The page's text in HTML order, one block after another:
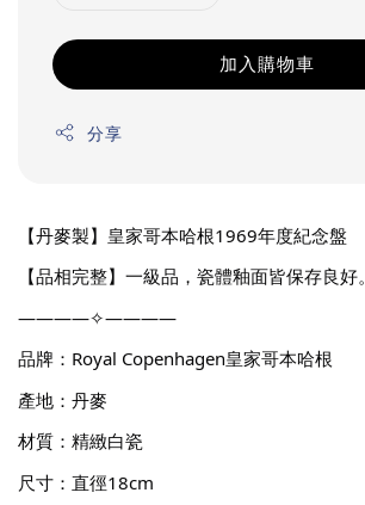
加入購物車
分享
【丹麥製】皇家哥本哈根1969年度紀念盤
【品相完整】一級品，瓷體釉面皆保存良好。
————✧————
品牌：Royal Copenhagen皇家哥本哈根
產地：丹麥
材質：精緻白瓷
尺寸：直徑18cm